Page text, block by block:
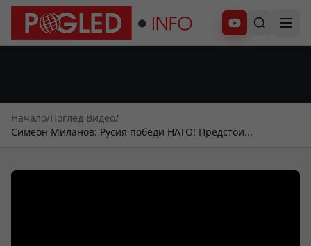
Абонирай се
Начало/Поглед Видео/
Симеон Миланов: Русия победи НАТО! Предстои...